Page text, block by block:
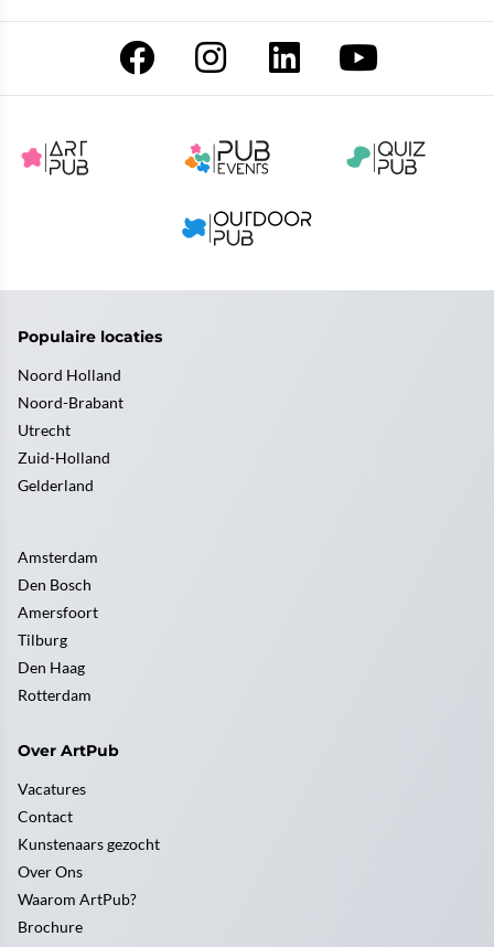
Populaire locaties
Noord Holland
Noord-Brabant
Utrecht
Zuid-Holland
Gelderland
Amsterdam
Den Bosch
Amersfoort
Tilburg
Den Haag
Rotterdam
Over ArtPub
Vacatures
Contact
Kunstenaars gezocht
Over Ons
Waarom ArtPub?
Brochure